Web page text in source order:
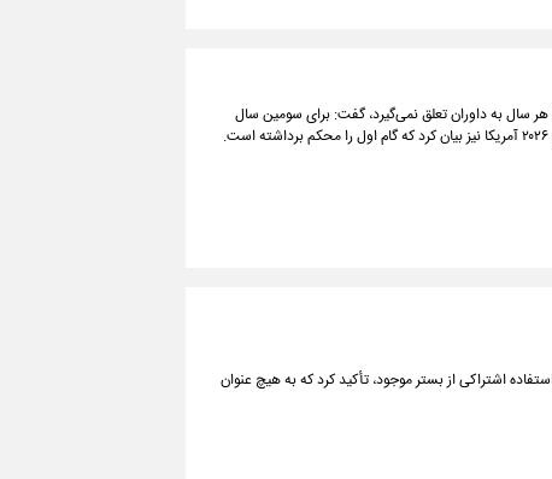
هر سال به داوران تعلق نمی‌گیرد، گفت: برای سومین سال
اشتراکی از بستر موجود، تأکید کرد که به هیچ عنوان